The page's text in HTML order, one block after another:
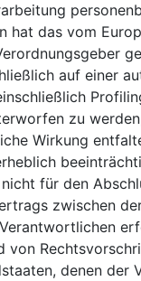
hat das vom
auf einer
zu
Wirkung
für den
zwischen
von
denen der